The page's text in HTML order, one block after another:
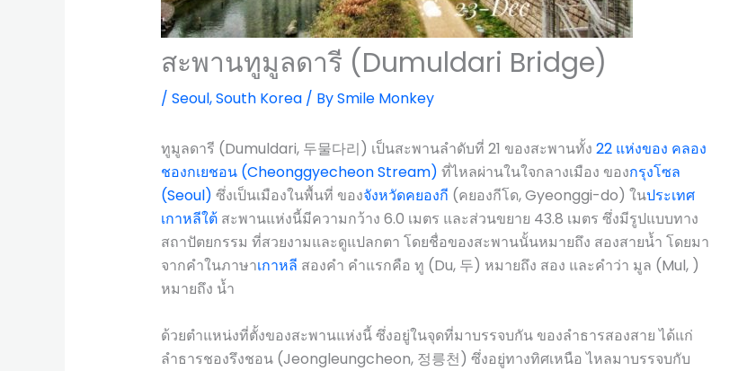
สะพานทูมูลดารี (Dumuldari Bridge)
/ Seoul,South Korea/ BySmile Monkey
ทูมูลดารี (Dumuldari, 두물다리) เป็นสะพานลำดับที่ 21 ของสะพานทั้ง 22 แห่งของ คลอง
ชองกเยชอน (Cheonggyecheon Stream) ที่ไหลผ่านในใจกลางเมือง ของกรุงโซล
(Seoul) ซึ่งเป็นเมืองในพื้นที่ ของจังหวัดคยองกี (คยองกีโด, Gyeonggi-do) ในประเทศ
เกาหลีใต้สะพานแห่งนี้มีความกว้าง 6.0 เมตร และส่วนขยาย 43.8 เมตร ซึ่งมีรูปแบบทาง
สถาปัตยกรรม ที่สวยงามและดูแปลกตา โดยชื่อของสะพานนั้นหมายถึง สองสายน้ำ โดยมา
จากคำในภาษาเกาหลี สองคำ คำแรกคือ ทู (Du, 두) หมายถึง สอง และคำว่า มูล (Mul, )
หมายถึง น้ำ
ด้วยตำแหน่งที่ตั้งของสะพานแห่งนี้ ซึ่งอยู่ในจุดที่มาบรรจบกัน ของลำธารสองสาย ได้แก่
ลำธารชองรึงชอน (Jeongleungcheon, 정릉천) ซึ่งอยู่ทางทิศเหนือ ไหลมาบรรจบกับ